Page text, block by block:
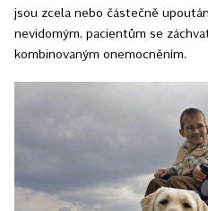
E-
jsou zcela nebo částečně
nevidomým, pacientům se
kombinovaným onemocněním.